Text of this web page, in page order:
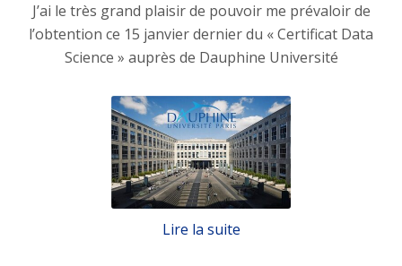
J’ai le très grand plaisir de pouvoir me prévaloir de
l’obtention ce 15 janvier dernier du « Certificat Data
Science » auprès de Dauphine Université
Lire la suite